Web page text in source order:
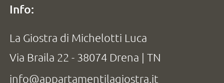
Info:
La Giostra di Michelotti Luca
Via Braila 22 - 38074 Drena | TN
info@appartamentilagiostra.it